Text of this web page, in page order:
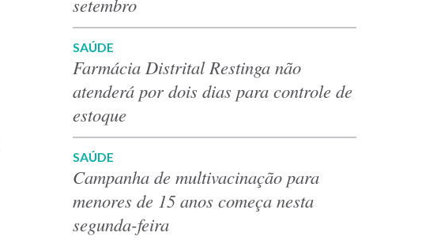
setembro
SAÚDE
Farmácia Distrital Restinga não
atenderá por dois dias para controle de
estoque
SAÚDE
Campanha de multivacinação para
menores de 15 anos começa nesta
segunda-feira